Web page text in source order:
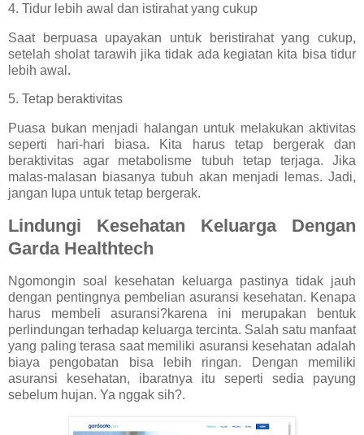
4. Tidur lebih awal dan istirahat yang cukup
Saat berpuasa upayakan untuk beristirahat yang cukup,
setelah sholat tarawih jika tidak ada kegiatan kita bisa tidur
lebih awal.
5. Tetap beraktivitas
Puasa bukan menjadi halangan untuk melakukan aktivitas
seperti hari-hari biasa. Kita harus tetap bergerak dan
beraktivitas agar metabolisme tubuh tetap terjaga. Jika
malas-malasan biasanya tubuh akan menjadi lemas. Jadi,
jangan lupa untuk tetap bergerak.
Lindungi Kesehatan Keluarga Dengan
Garda Healthtech
Ngomongin soal kesehatan keluarga pastinya tidak jauh
dengan pentingnya pembelian asuransi kesehatan. Kenapa
harus membeli asuransi?karena ini merupakan bentuk
perlindungan terhadap keluarga tercinta. Salah satu manfaat
yang paling terasa saat memiliki asuransi kesehatan adalah
biaya pengobatan bisa lebih ringan. Dengan memiliki
asuransi kesehatan, ibaratnya itu seperti sedia payung
sebelum hujan. Ya nggak sih?.